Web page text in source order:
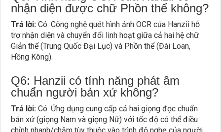
nhận diện được chữ Phồn thể không?
Trả lời: Có. Công nghệ quét hình ảnh OCR của Hanzii hỗ
trợ nhận diện và chuyển đổi linh hoạt giữa cả hai hệ chữ
Giản thể (Trung Quốc Đại Lục) và Phồn thể (Đài Loan,
Hồng Kông).
Q6: Hanzii có tính năng phát âm
chuẩn người bản xứ không?
Trả lời: Có. Ứng dụng cung cấp cả hai giọng đọc chuẩn
bản xứ (giọng Nam và giọng Nữ) với tốc độ có thể điều